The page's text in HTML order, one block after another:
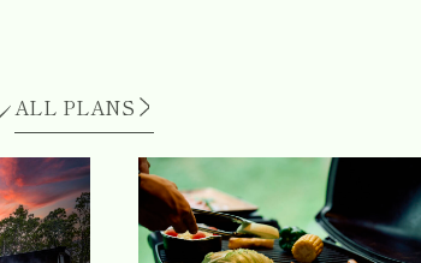
ALL PLANS